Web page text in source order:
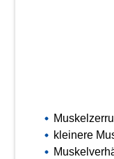
kleinere